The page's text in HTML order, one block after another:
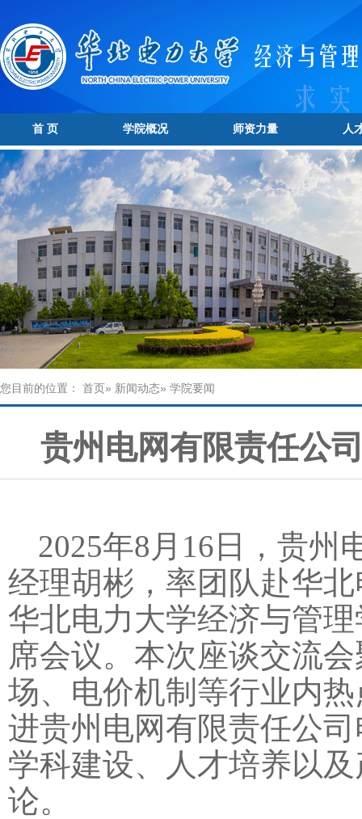
首 页 学院概况 师资力量 人
您目前的位置： 首页» 新闻动态» 学院要闻
贵州电网有限责任公
2025年8月16日，贵州
经理胡彬，率团队赴华
华北电力大学经济与管
席会议。本次座谈交流
场、电价机制等行业内
进贵州电网有限责任公
学科建设、人才培养以
论。